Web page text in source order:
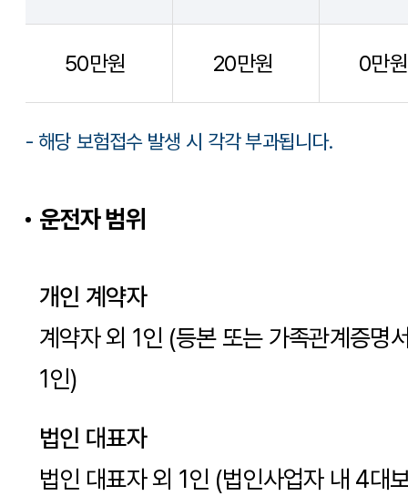
50만원 20만원 0만원
- 해당 보험접수 발생 시 각각 부과됩니다.
운전자 범위
개인 계약자
계약자 외 1인 (등본 또는 가족관계증명
1인)
법인 대표자
법인 대표자 외 1인 (법인사업자 내 4대